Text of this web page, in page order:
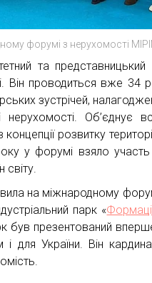
форумі з нерухомості
та представницький
Він проводиться вже 34
зустрічей,
нерухомості. Об’єднує
розвитку
у форумі взяло
світу.
на міжнародному
парк «
був презентований
для України. Він